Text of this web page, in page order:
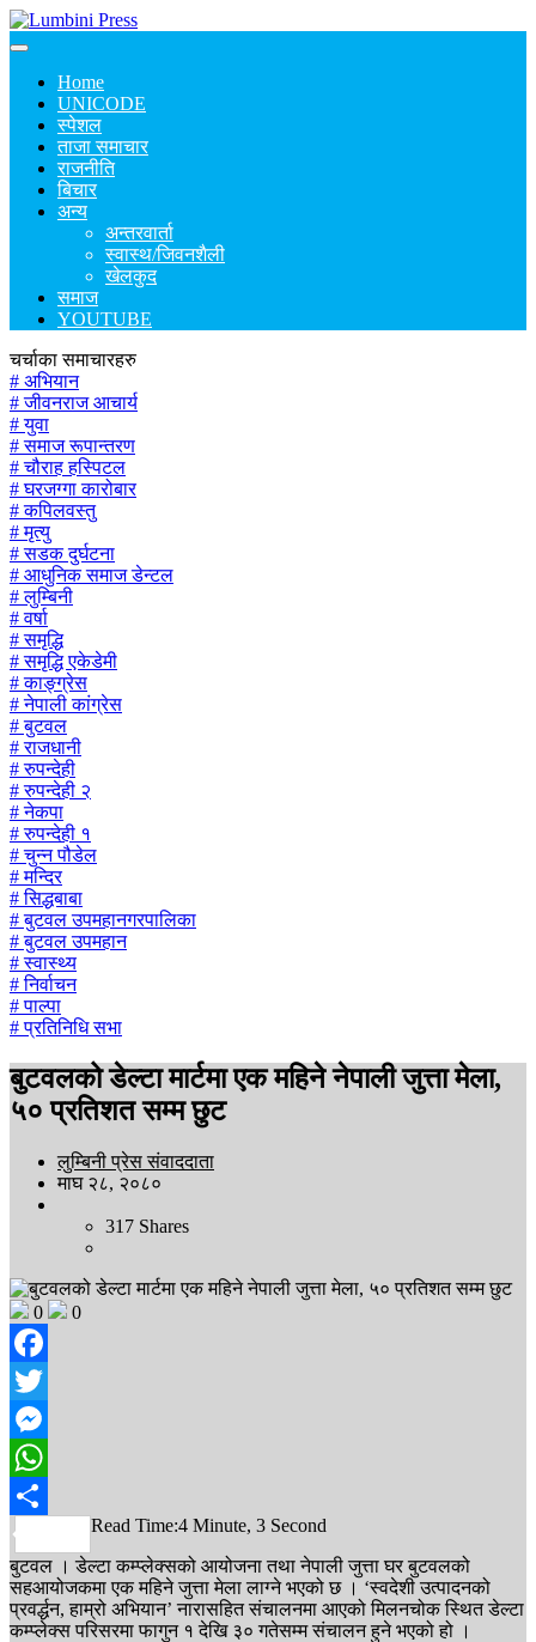
Home
UNICODE
स्पेशल
ताजा समाचार
राजनीति
बिचार
अन्य
अन्तरवार्ता
स्वास्थ/जिवनशैली
खेलकुद
समाज
YOUTUBE
चर्चाका समाचारहरु
# अभियान
# जीवनराज आचार्य
# युवा
# समाज रूपान्तरण
# चौराह हस्पिटल
# घरजग्गा कारोबार
# कपिलवस्तु
# मृत्यु
# सडक दुर्घटना
# आधुनिक समाज डेन्टल
# लुम्बिनी
# वर्षा
# समृद्धि
# समृद्धि एकेडेमी
# काङ्ग्रेस
# नेपाली कांग्रेस
# बुटवल
# राजधानी
# रुपन्देही
# रुपन्देही २
# नेकपा
# रुपन्देही १
# चुन्न पौडेल
# मन्दिर
# सिद्धबाबा
# बुटवल उपमहानगरपालिका
# बुटवल उपमहान
# स्वास्थ्य
# निर्वाचन
# पाल्पा
# प्रतिनिधि सभा
बुटवलको डेल्टा मार्टमा एक महिने नेपाली जुत्ता मेला,
५० प्रतिशत सम्म छुट
लुम्बिनी प्रेस संवाददाता
माघ २८, २०८०
317 Shares
0 0
Facebook
Twitter
Messenger
WhatsApp
Share
Read Time:4 Minute, 3 Second
बुटवल । डेल्टा कम्प्लेक्सको आयोजना तथा नेपाली जुत्ता घर बुटवलको
सहआयोजकमा एक महिने जुत्ता मेला लाग्ने भएको छ । ‘स्वदेशी उत्पादनको
प्रवर्द्धन, हाम्रो अभियान’ नारासहित संचालनमा आएको मिलनचोक स्थित डेल्टा
कम्प्लेक्स परिसरमा फागुन १ देखि ३० गतेसम्म संचालन हुने भएको हो ।